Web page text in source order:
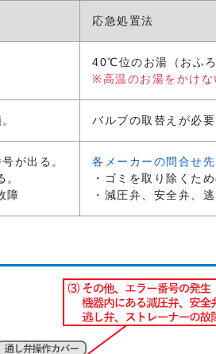
応急処置法
40℃位のお湯（おふろ
※高温のお湯をかけな
バルブの取替えが必要
が出る。
障
各メーカーの問合せ先
・ゴミを取り除くた
・減圧弁、安全弁、